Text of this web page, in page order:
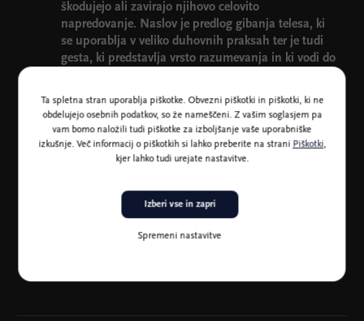
škodujejo ali zavirajo njihovo celovito
napredovanje. Naslov je predlog gibanja telesa, ki
se uporablja v veliko duhovnih praksah ter je tudi
gesta, ki predstavlja vrsto razumevanja in ki vodi do
in dešifriranje sporočil ljubljenih tu in onstran. To
je bil prostor med zvoki kladiva mojega pradedka,
zaradi katerega sem razumel, da bomo zmagali ne
glede na vse.
Program Hungarian Jazz & Beyond ima podporo fundacije MOL
– New Europe Foundation v okviru programa »Felhangolva« in
Ta spletna stran uporablja piškotke. Obvezni piškotki in piškotki, ki ne
obdelujejo osebnih podatkov, so že nameščeni. Z vašim soglasjem pa
vam bomo naložili tudi piškotke za izboljšanje vaše uporabniške
izkušnje. Več informacij o piškotkih si lahko preberite na strani Piškotki,
kjer lahko tudi urejate nastavitve.
Spremeni nastavitve
Izberi vse in zapri